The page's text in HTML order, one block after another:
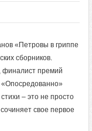
«Петровы в гриппе
сборников.
финалист премий
– это не просто
свое первое